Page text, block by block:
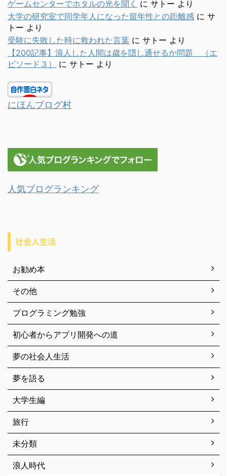
ゲームセンターでホタルの光を聞く に サトー より
大学の研究室で同学年人になった留年性との距離感 に サ
トー より
受験に失敗した時に救われた言葉 に サトー より
【200記事】浪人した人間は歳を隠し通せるか問題 （エ
ピソード３）
に サトー より
にほんブログ村
人気ブログランキング
社会人生活
お勧め本
その他
プログラミング勉強
初心者からアプリ開発への道
夢の社会人生活
夢を語る
大学生編
旅行
未分類
浪人時代